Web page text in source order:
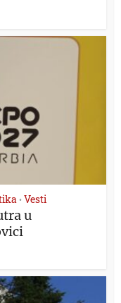
• Vesti
u